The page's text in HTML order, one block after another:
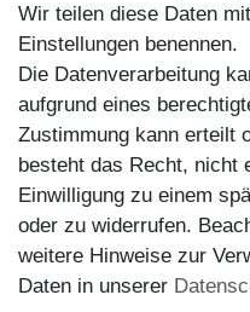
Versand
Wir teilen diese Daten
Einstellungen benennen.
Die Datenverarbeitung
aufgrund eines
Zustimmung kann erteilt
besteht das Recht, nicht
Einwilligung zu einem
oder zu widerrufen.
weitere Hinweise zur
Daten in unserer